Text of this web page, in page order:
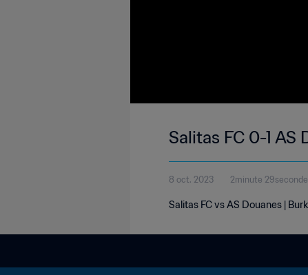
Salitas FC 0-1
8 oct. 2023 2minute 29seconde
Salitas FC vs AS Douanes |